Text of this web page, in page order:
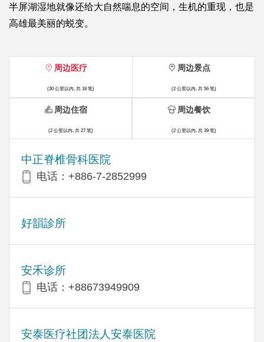
半屏湖湿地就像还给大自然喘息的空间，生机的重现，也是
高雄最美丽的蜕变。
周边医疗
(30 公里以内, 共 18 笔)
中正脊椎骨科医院
电话：+886-7-2852999
好韻診所
安禾诊所
电话：+88673949909
安泰医疗社团法人安泰医院
周边景点
(2 公里以内, 共 56 笔)
周边住宿
(2 公里以内, 共 27 笔)
周边餐饮
(2 公里以内, 共 39 笔)